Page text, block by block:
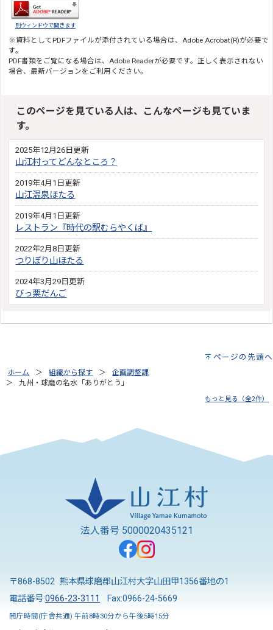
別ウィンドウで開きます
※資料としてPDFファイルが添付されている場合は、 Adobe Acrobat(R)が必要で
す。
PDF書類をご覧になる場合は、 Adobe Readerが必要です。正しく表示されない
場合、最新バージョンをご利用ください。
このページを見ている人は、こんなページも見ていま
す。
2025年12月26日更新
山江村ってどんなところ？
2019年4月1日更新
山江温泉ほたる
2019年4月1日更新
レストラン『時代の駅むらやくば』
2022年2月8日更新
つりぼり山ほたる
2024年3月29日更新
びっ栗だんご
ページの先頭へ
ホーム 組織から探す
企画調整課
九州・球磨の名水「ありがとう」
もっと見る（全2件）
法人番号 5000020435121
〒868-8502 熊本県球磨郡山江村大字山田甲1356番地の1
電話番号:0966-23-3111 Fax:0966-24-5669
開庁時間(庁舎共通) 午前8時30分から午後5時15分